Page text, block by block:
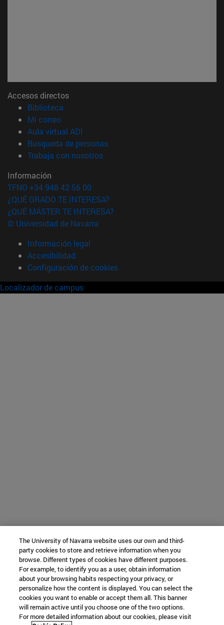
Accesos directos
Biblioteca
Mi correo(abre en nueva ventana)
Aula virtual ADI
Búsqueda de personas(abre en nueva ventana)
Trabaja con nosotros(abre en nueva ventana)
Información
TFNO +34 948 42 56 00
¿QUÉ GRADO TE INTERESA?
¿QUÉ MÁSTER TE INTERESA?
© Universidad de Navarra
Información legal
Accesibilidad
Configuración de cookies
Localizador de campus
The University of Navarra website uses our own and third-
party cookies to store and retrieve information when you
browse. Different types of cookies have different purposes.
For example, to identify you as a user, obtain information
about your browsing habits respecting your privacy, or
personalize how the content is displayed. You can select the
cookies you want to enable or accept them all. This banner
will remain active until you choose one of the two options.
For more detailed information about our cookies, please visit